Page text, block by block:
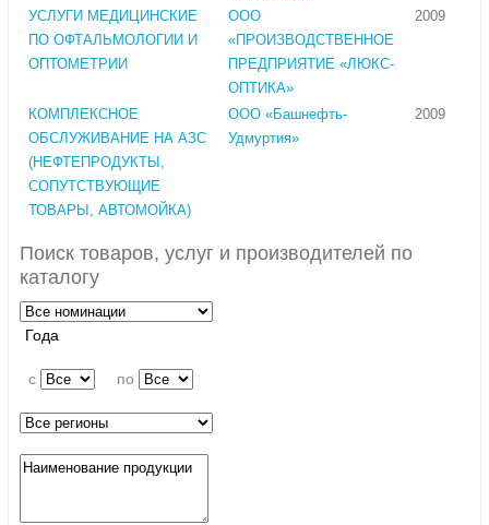
УСЛУГИ МЕДИЦИНСКИЕ
ПО ОФТАЛЬМОЛОГИИ И
ОПТОМЕТРИИ
ООО
«ПРОИЗВОДСТВЕННОЕ
ПРЕДПРИЯТИЕ «ЛЮКС-
ОПТИКА»
2009
КОМПЛЕКСНОЕ
ОБСЛУЖИВАНИЕ НА АЗС
(НЕФТЕПРОДУКТЫ,
СОПУТСТВУЮЩИЕ
ТОВАРЫ, АВТОМОЙКА)
ООО «Башнефть-
Удмуртия»
2009
Поиск товаров, услуг и производителей по
каталогу
Года
c по